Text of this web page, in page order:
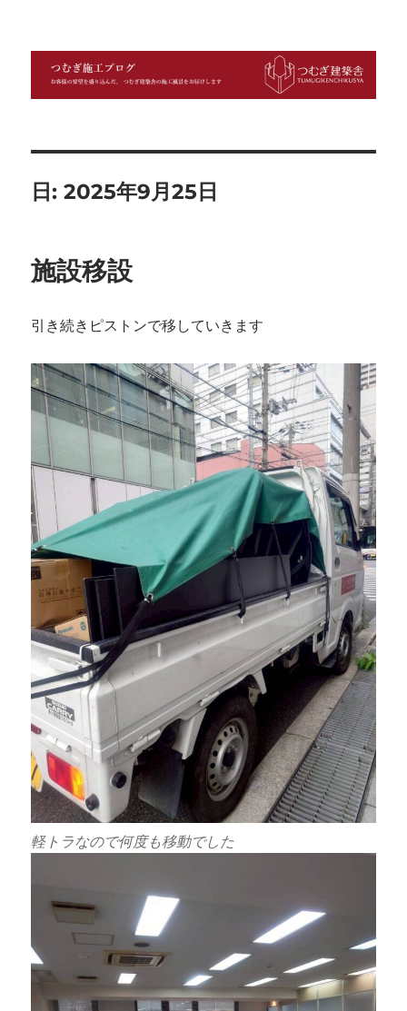
つむぎ施工ブログ
日:2025年9月25日
施設移設
引き続きピストンで移していきます
軽トラなので何度も移動でした